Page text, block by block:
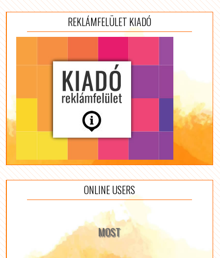
REKLÁMFELÜLET KIADÓ
ONLINE USERS
MOST